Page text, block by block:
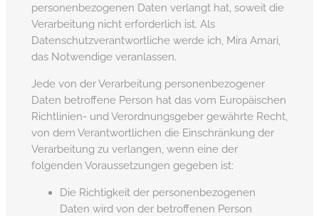
personenbezogenen Daten verlangt hat, soweit die
Verarbeitung nicht erforderlich ist. Als
Datenschutzverantwortliche werde ich, Mira Amari,
das Notwendige veranlassen.
Jede von der Verarbeitung personenbezogener
Daten betroffene Person hat das vom Europäischen
Richtlinien- und Verordnungsgeber gewährte Recht,
von dem Verantwortlichen die Einschränkung der
Verarbeitung zu verlangen, wenn eine der
folgenden Voraussetzungen gegeben ist:
Die Richtigkeit der personenbezogenen
Daten wird von der betroffenen Person